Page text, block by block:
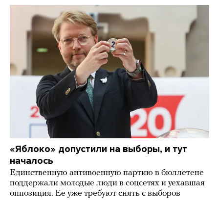
«Яблоко» допустили на выборы, и тут
началось
Единственную антивоенную партию в бюллетене
поддержали молодые люди в соцсетях и уехавшая
оппозиция. Ее уже требуют снять с выборов